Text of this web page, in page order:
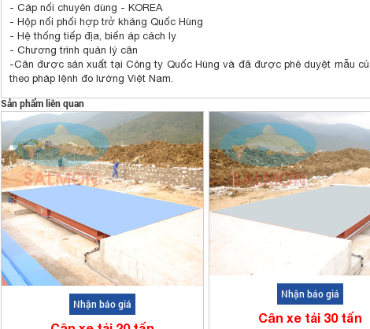
- Cáp nối chuyên dùng - KOREA
- Hộp nối phối hợp trở kháng Quốc Hùng
- Hệ thống tiếp địa, biến áp cách ly
- Chương trình quản lý cân
-Cân được sản xuất tại Công ty Quốc Hùng và đã được phê duyệt mẫu
theo pháp lệnh đo lường Việt Nam.
Sản phẩm liên quan
Nhận báo giá
Nhận báo giá
Cân xe tải 30 tấn